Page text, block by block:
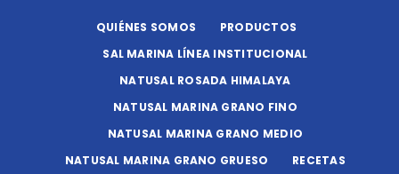
QUIÉNES SOMOS
PRODUCTOS
SAL MARINA LÍNEA INSTITUCIONAL
NATUSAL ROSADA HIMALAYA
NATUSAL MARINA GRANO FINO
NATUSAL MARINA GRANO MEDIO
NATUSAL MARINA GRANO GRUESO
RECETAS